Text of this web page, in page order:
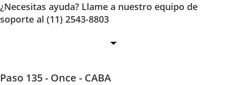
¿Necesitas ayuda? Llame a nuestro equipo de
soporte al (11) 2543-8803
Paso 135 - Once - CABA